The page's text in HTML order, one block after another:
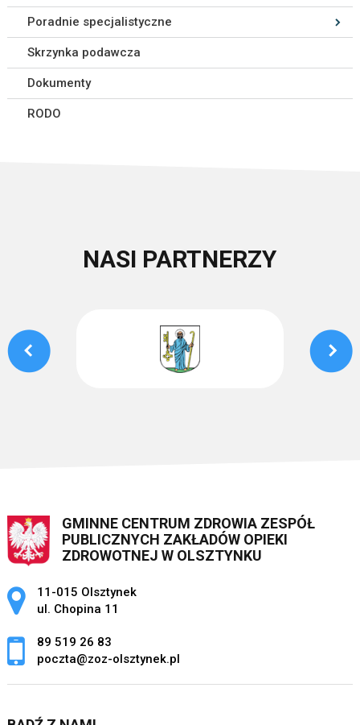
Poradnie specjalistyczne
Skrzynka podawcza
Dokumenty
RODO
NASI PARTNERZY
GMINNE CENTRUM ZDROWIA ZESPÓŁ
PUBLICZNYCH ZAKŁADÓW OPIEKI
ZDROWOTNEJ W OLSZTYNKU
Adres pocztowy:
11-015 Olsztynek
ul. Chopina 11
89 519 26 83
poczta@zoz-olsztynek.pl